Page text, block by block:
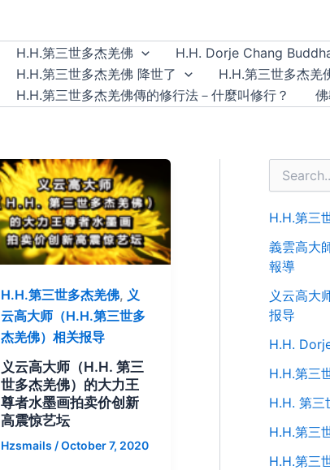
H.H.第三世多杰羌佛
H.H. Dorje Chang
H.H.第三世多杰羌佛 降世了
H.H.第三世多杰羌
H.H.第三世多杰羌佛傳的修行法－什麼叫修行？
H.H.第三世多杰羌佛, 义
云高大师（H.H.第三世多
杰羌佛）相关报导
义云高大师（H.H. 第三
世多杰羌佛）的大力王
尊者水墨画拍卖价创新
高震惊艺坛
Hzsmails /October 7, 2020
r
h
f
r
:
H.H.第三
義雲高大
報導
义云高大
报导
H.H.
H.H.第三
H.H. 第三
H.H.第三
H.H.第三